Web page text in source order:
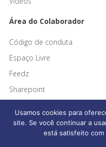
Área do Colaborador
Código de conduta
Espaço Livre
Feedz
Sharepoint
Usamos cookies para
site. Se você continuar a
está satisfeito com